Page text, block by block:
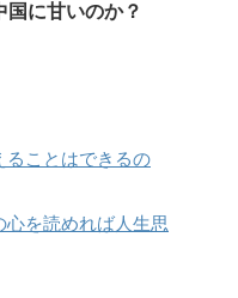
国に甘いのか？
ることはできるの
心を読めれば人生思